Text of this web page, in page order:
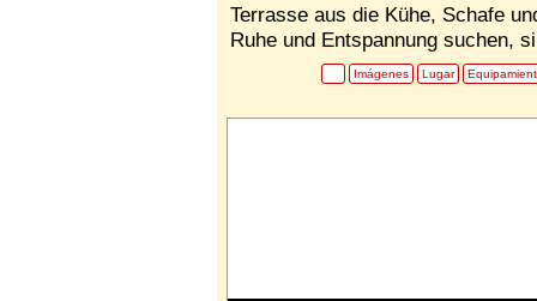
Terrasse aus die Kühe, Schafe
Ruhe und Entspannung suchen,
Imágenes Lugar